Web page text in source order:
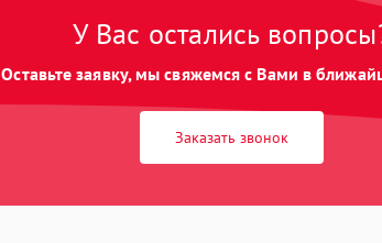
У Вас остались
Оставьте заявку, мы свяжемся с Вами в
Заказать звонок